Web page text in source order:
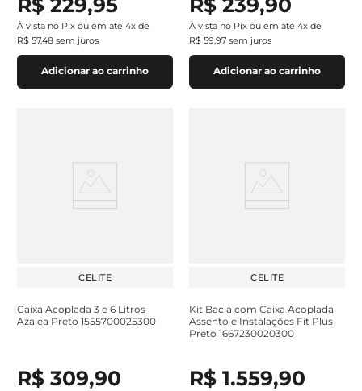
R$ 229,95
À vista no Pix ou em até 4x de
R$ 57,48 sem juros
Adicionar ao carrinho
R$ 239,90
À vista no Pix ou em até 4x de
R$ 59,97 sem juros
Adicionar ao carrinho
CELITE
Caixa Acoplada 3 e 6 Litros
Azalea Preto 1555700025300
R$ 309,90
CELITE
Kit Bacia com Caixa Acoplada
Assento e Instalações Fit Plus
Preto 1667230020300
R$ 1.559,90